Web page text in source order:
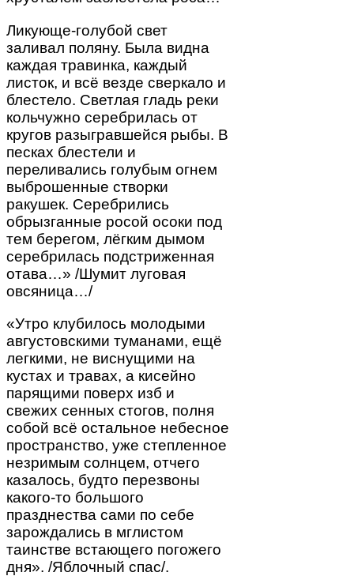
Ликующе-голубой свет
заливал поляну. Была видна
каждая травинка, каждый
листок, и всё везде сверкало и
блестело. Светлая гладь реки
кольчужно серебрилась от
кругов разыгравшейся рыбы. В
песках блестели и
переливались голубым огнем
выброшенные створки
ракушек. Серебрились
обрызганные росой осоки под
тем берегом, лёгким дымом
серебрилась подстриженная
отава…» /Шумит луговая
овсяница…/
«Утро клубилось молодыми
августовскими туманами, ещё
легкими, не виснущими на
кустах и травах, а кисейно
парящими поверх изб и
свежих сенных стогов, полня
собой всё остальное небесное
пространство, уже степленное
незримым солнцем, отчего
казалось, будто перезвоны
какого-то большого
празднества сами по себе
зарождались в мглистом
таинстве встающего погожего
дня». /Яблочный спас/.